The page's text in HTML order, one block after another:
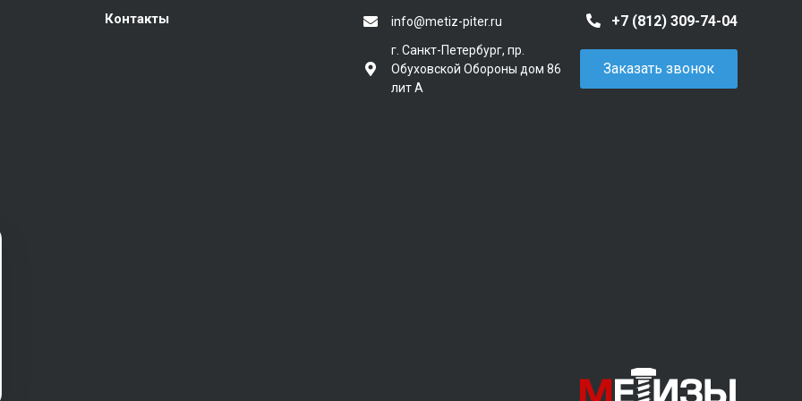
Контакты info@metiz-piter.ru +7 (812) 309-74-04
г. Санкт-Петербург, пр.
Обуховской Обороны дом 86
лит А
Заказать звонок